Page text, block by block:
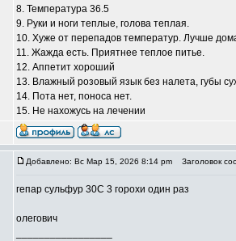
8. Температура 36.5
9. Руки и ноги теплые, голова теплая.
10. Хуже от перепадов температур. Лучше
11. Жажда есть. Приятнее теплое питье.
12. Аппетит хороший
13. Влажный розовый язык без налета, губы
14. Пота нет, поноса нет.
15. Не нахожусь на лечении
Добавлено: Вс Мар 15, 2026 8:14 pm Заголовок
гепар сульфур 30С 3 горохи один раз
олегович